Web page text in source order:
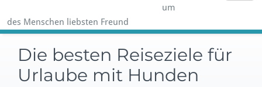
um
des Menschen liebsten Freund
Die besten Reiseziele für
Urlaube mit Hunden